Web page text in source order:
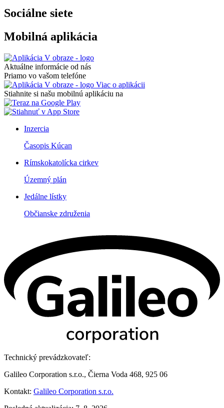
Sociálne siete
Mobilná aplikácia
Aktuálne informácie od nás
Priamo vo vašom telefóne
Viac o aplikácii
Stiahnite si našu mobilnú aplikáciu na
Inzercia
Časopis Kúcan
Rímskokatolícka cirkev
Územný plán
Jedálne lístky
Občianske združenia
Technický prevádzkovateľ:
Galileo Corporation s.r.o., Čierna Voda 468, 925 06
Kontakt: Galileo Corporation s.r.o.